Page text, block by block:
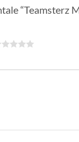
“Teamsterz